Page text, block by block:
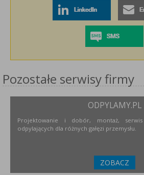
Pozostałe serwisy firmy
ODPYLAMY.PL
Projektowanie i dobór, montaż,
odpylających dla różnych gałęzi przemysłu.
ZOBACZ